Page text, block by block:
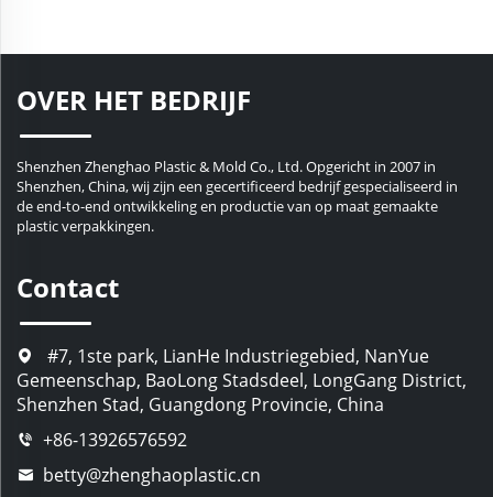
OVER HET BEDRIJF
Shenzhen Zhenghao Plastic & Mold Co., Ltd. Opgericht in 2007 in
Shenzhen, China, wij zijn een gecertificeerd bedrijf gespecialiseerd in
de end-to-end ontwikkeling en productie van op maat gemaakte
plastic verpakkingen.
Contact
#7, 1ste park, LianHe Industriegebied, NanYue
Gemeenschap, BaoLong Stadsdeel, LongGang District,
Shenzhen Stad, Guangdong Provincie, China
+86-13926576592
betty@zhenghaoplastic.cn